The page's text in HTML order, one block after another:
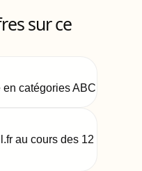
sur ce
en catégories ABC
au cours des 12